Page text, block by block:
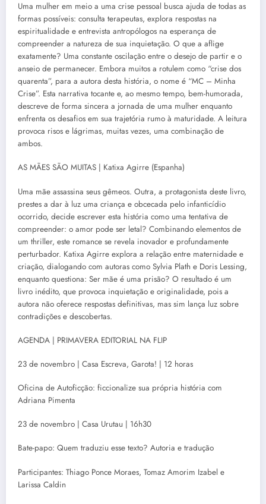
Uma mulher em meio a uma crise pessoal busca ajuda de todas as
formas possíveis: consulta terapeutas, explora respostas na
espiritualidade e entrevista antropólogos na esperança de
compreender a natureza de sua inquietação. O que a aflige
exatamente? Uma constante oscilação entre o desejo de partir e o
anseio de permanecer. Embora muitos a rotulem como “crise dos
quarenta”, para a autora desta história, o nome é “MC – Minha
Crise”. Esta narrativa tocante e, ao mesmo tempo, bem-humorada,
descreve de forma sincera a jornada de uma mulher enquanto
enfrenta os desafios em sua trajetória rumo à maturidade. A leitura
provoca risos e lágrimas, muitas vezes, uma combinação de
ambos.
AS MÃES SÃO MUITAS | Katixa Agirre (Espanha)
Uma mãe assassina seus gêmeos. Outra, a protagonista deste livro,
prestes a dar à luz uma criança e obcecada pelo infanticídio
ocorrido, decide escrever esta história como uma tentativa de
compreender: o amor pode ser letal? Combinando elementos de
um thriller, este romance se revela inovador e profundamente
perturbador. Katixa Agirre explora a relação entre maternidade e
criação, dialogando com autoras como Sylvia Plath e Doris Lessing,
enquanto questiona: Ser mãe é uma prisão? O resultado é um
livro inédito, que provoca inquietação e originalidade, pois a
autora não oferece respostas definitivas, mas sim lança luz sobre
contradições e descobertas.
AGENDA | PRIMAVERA EDITORIAL NA FLIP
23 de novembro | Casa Escreva, Garota! | 12 horas
Oficina de Autoficção: ficcionalize sua própria história com
Adriana Pimenta
23 de novembro | Casa Urutau | 16h30
Bate-papo: Quem traduziu esse texto? Autoria e tradução
Participantes: Thiago Ponce Moraes, Tomaz Amorim Izabel e
Larissa Caldin